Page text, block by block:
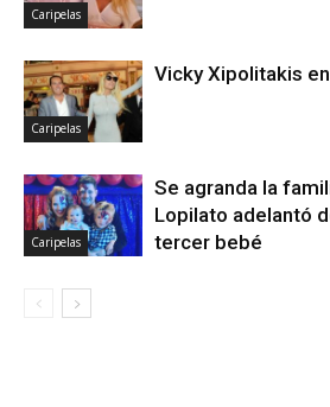
Caripelas
Caripelas
Vicky Xipolitakis
Caripelas
Se agranda la
Lopilato adelantó
tercer bebé